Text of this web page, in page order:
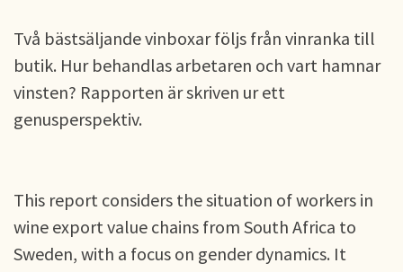
Två bästsäljande vinboxar följs från vinranka till
butik. Hur behandlas arbetaren och vart hamnar
vinsten? Rapporten är skriven ur ett
genusperspektiv.
This report considers the situation of workers in
wine export value chains from South Africa to
Sweden, with a focus on gender dynamics. It